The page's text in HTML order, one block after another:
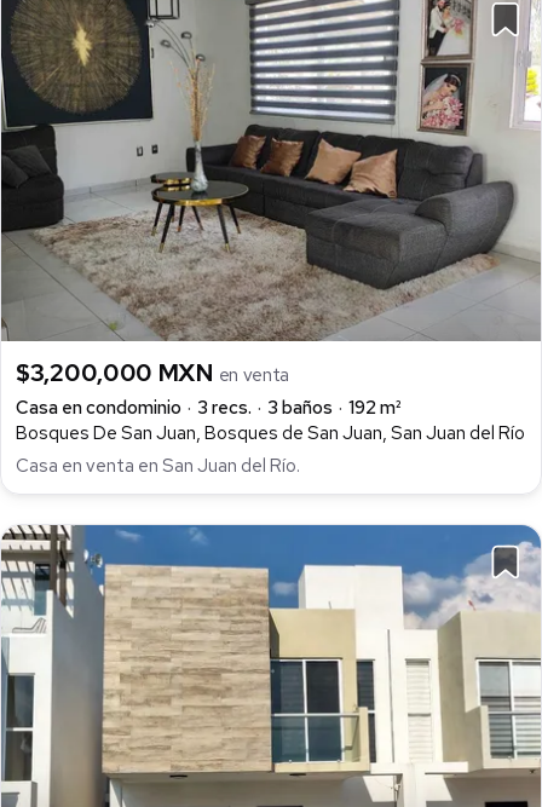
$3,200,000 MXN en venta
Casa en condominio
3 recs. 3 baños
192 m²
Bosques De San Juan, Bosques de San Juan, San Juan del Río
Casa en venta en San Juan del Río.